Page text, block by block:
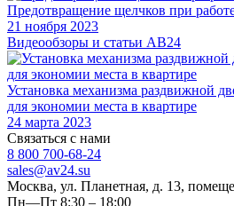
Предотвращение щелчков при
21 ноября 2023
Видеообзоры и статьи АВ24
Установка механизма раздвижной
для экономии места в квартире
24 марта 2023
Связаться с нами
8 800 700-68-24
sales@av24.su
Москва, ул. Планетная, д. 13,
Пн—Пт 8:30 – 18:00